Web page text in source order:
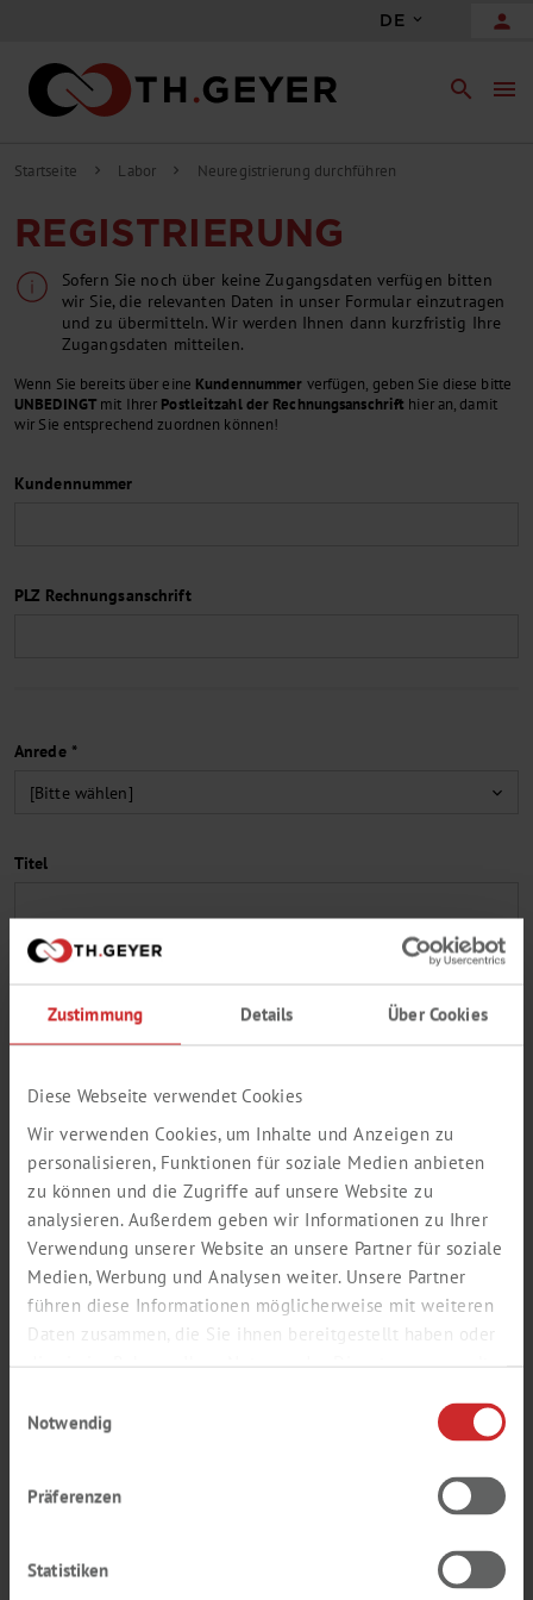
Zustimmung Details Über Cookies
Diese Webseite verwendet Cookies
Wir verwenden Cookies, um Inhalte und Anzeigen zu
personalisieren, Funktionen für soziale Medien anbieten
zu können und die Zugriffe auf unsere Website zu
analysieren. Außerdem geben wir Informationen zu Ihrer
Verwendung unserer Website an unsere Partner für soziale
Medien, Werbung und Analysen weiter. Unsere Partner
führen diese Informationen möglicherweise mit weiteren
Daten zusammen, die Sie ihnen bereitgestellt haben oder
die sie im Rahmen Ihrer Nutzung der Dienste gesammelt
Notwendig
Präferenzen
Statistiken
DE person
search menu
Startseite chevron_right Labor chevron_right Neuregistrierung durchführen
REGISTRIERUNG
Sofern Sie noch über keine Zugangsdaten verfügen bitten
wir Sie, die relevanten Daten in unser Formular einzutragen
und zu übermitteln. Wir werden Ihnen dann kurzfristig Ihre
Zugangsdaten mitteilen.
Wenn Sie bereits über eine Kundennummer verfügen, geben Sie diese bitte
UNBEDINGT mit Ihrer Postleitzahl der Rechnungsanschrift hier an, damit
wir Sie entsprechend zuordnen können!
Kundennummer
PLZ Rechnungsanschrift
Anrede *
Titel
Nachname *
E-Mail (Firmen-Adresse) *
Wiederholung E-Mail *
Passwort *